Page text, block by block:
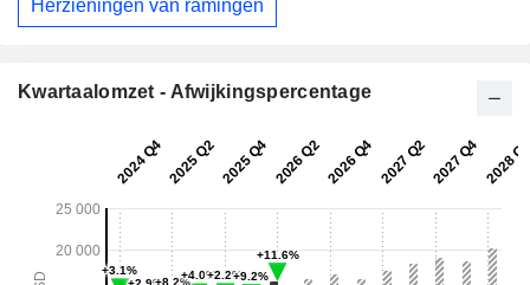
Herzieningen van ramingen
Kwartaalomzet - Afwijkingspercentage